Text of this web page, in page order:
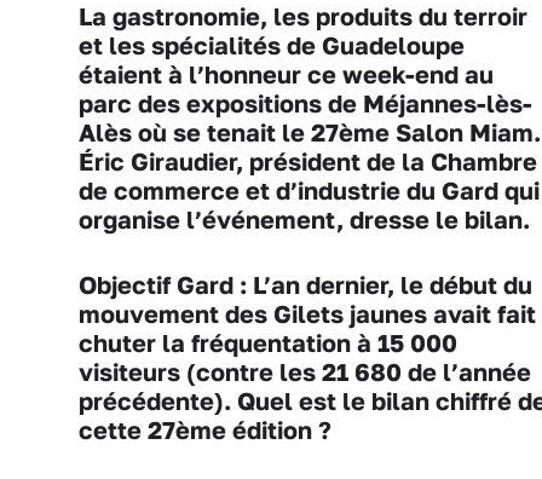
La gastronomie, les produits du terroir
et les spécialités de Guadeloupe
étaient à l’honneur ce week-end au
parc des expositions de Méjannes-lès-
Alès où se tenait le 27ème Salon Miam.
Éric Giraudier, président de la Chambre
de commerce et d’industrie du Gard qui
organise l’événement, dresse le bilan.
Objectif Gard : L’an dernier, le début du
mouvement des Gilets jaunes avait fait
chuter la fréquentation à 15 000
visiteurs (contre les 21 680 de l’année
précédente). Quel est le bilan chiffré
cette 27ème édition ?